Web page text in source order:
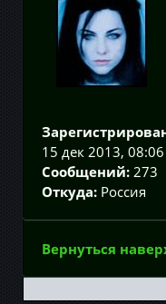
15 дек 2013, 08:06
Сообщений: 273
Откуда: Россия
Вернуться